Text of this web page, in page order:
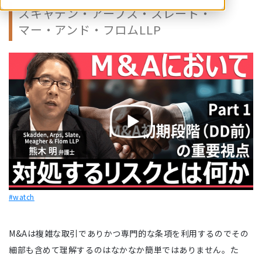
スキャデン・アープス・スレート・
マー・アンド・フロムLLP
#watch
M&Aは複雑な取引でありかつ専門的な条項を利用するのでその
細部も含めて理解するのはなかなか簡単ではありません。た